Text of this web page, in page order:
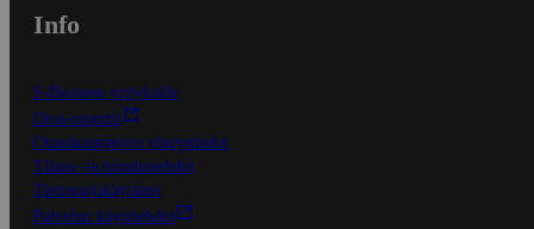
Info
S-Business yrityksille
Oiva-raportit
Osuuskauppojen yhteystiedot
Tilaus- ja toimitusehdot
Tietosuojakäytäntö
Palvelun käyttöehdot